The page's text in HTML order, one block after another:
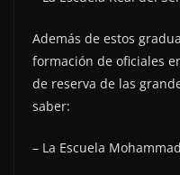
Además de estos
formación de oficiales
de reserva de las
saber:
– La Escuela